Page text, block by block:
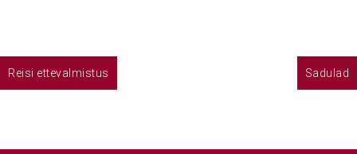
Navigeerimine
Reisi ettevalmistus Sadulad